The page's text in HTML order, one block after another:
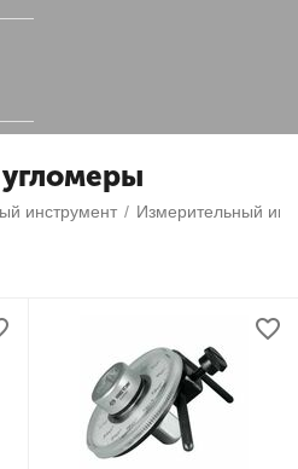
инструмент / Измерительный